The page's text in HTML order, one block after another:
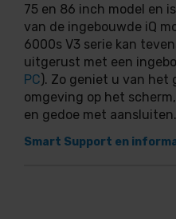
75 en 86 inch model en
van de ingebouwde iQ
6000s V3 serie kan
uitgerust met een
PC). Zo geniet u van het
omgeving op het
en gedoe met aansluiten.
Smart Support en